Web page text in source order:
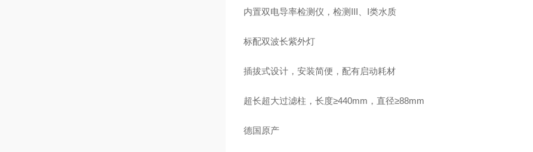
内置双电导率检测仪，检测III、I类水质
标配双波长紫外灯
插拔式设计，安装简便，配有启动耗材
超长超大过滤柱，长度≥440mm，直径≥88mm
德国原产